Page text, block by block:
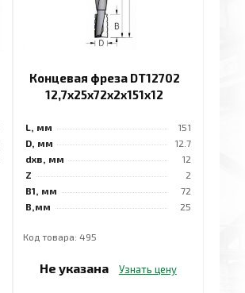
Концевая фреза DT12702
12,7x25x72x2x151x12
L, мм
151
D, мм
12.7
dхв, мм
12
Z
2
B1, мм
72
B,мм
25
Код товара: 495
Не указана Узнать цену